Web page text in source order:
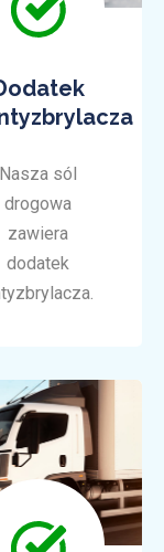
Nasza sól
drogowa
zawiera
dodatek